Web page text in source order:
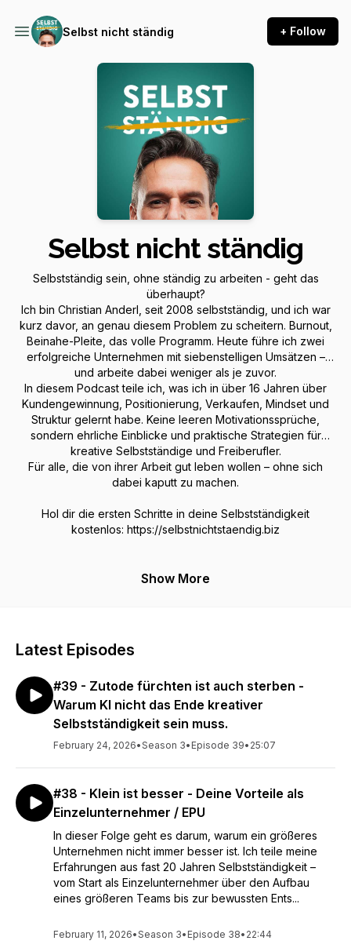
Selbst nicht ständig + Follow
Selbst nicht ständig
Selbstständig sein, ohne ständig zu arbeiten - geht das
überhaupt?
Ich bin Christian Anderl, seit 2008 selbstständig, und ich war
kurz davor, an genau diesem Problem zu scheitern. Burnout,
Beinahe-Pleite, das volle Programm. Heute führe ich zwei
erfolgreiche Unternehmen mit siebenstelligen Umsätzen –
und arbeite dabei weniger als je zuvor.
In diesem Podcast teile ich, was ich in über 16 Jahren über
Kundengewinnung, Positionierung, Verkaufen, Mindset und
Struktur gelernt habe. Keine leeren Motivationssprüche,
sondern ehrliche Einblicke und praktische Strategien für
kreative Selbstständige und Freiberufler.
Für alle, die von ihrer Arbeit gut leben wollen – ohne sich
dabei kaputt zu machen.
Hol dir die ersten Schritte in deine Selbstständigkeit
kostenlos: https://selbstnichtstaendig.biz
Show More
Latest Episodes
#39 - Zutode fürchten ist auch sterben -
Warum KI nicht das Ende kreativer
Selbstständigkeit sein muss.
February 24, 2026•Season 3• Episode 39• 25:07
#38 - Klein ist besser - Deine Vorteile als
Einzelunternehmer / EPU
In dieser Folge geht es darum, warum ein größeres
Unternehmen nicht immer besser ist. Ich teile meine
Erfahrungen aus fast 20 Jahren Selbstständigkeit –
vom Start als Einzelunternehmer über den Aufbau
eines größeren Teams bis zur bewussten Ents...
February 11, 2026•Season 3• Episode 38• 22:44